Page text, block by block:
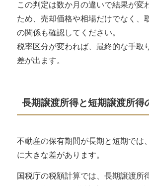
この判定は数か月の違いで結果が変
ため、売却価格や相場だけでなく、
の関係も確認してください。
税率区分が変われば、最終的な手取
差が出ます。
長期譲渡所得と短期譲渡所得
不動産の保有期間が長期と短期では
に大きな差があります。
国税庁の税額計算では、 長期譲渡所